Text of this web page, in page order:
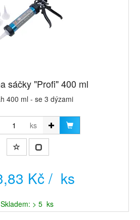
sáčky "Profi" 400 ml
400 ml - se 3 dýzami
ks
Kč / ks
Skladem: > 5 ks